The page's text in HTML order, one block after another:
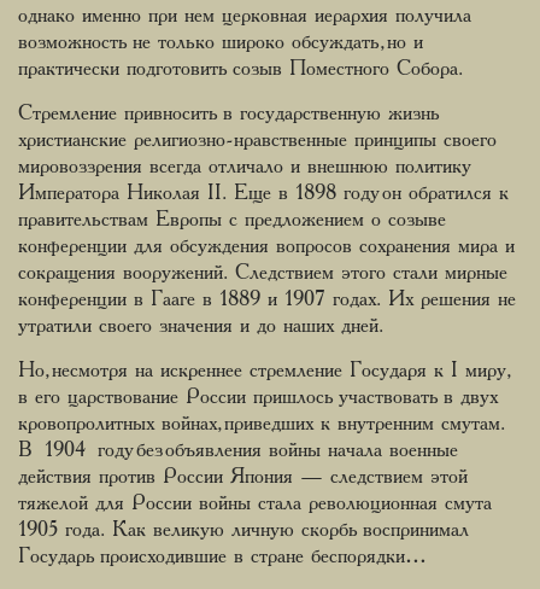
однако именно при нем церковная иерархия получила
возможность не только широко обсуждать, но и
практически подготовить созыв Поместного Собора.
Стремление привносить в государственную жизнь
христианские религиозно-нравственные принципы своего
мировоззрения всегда отличало и внешнюю политику
Императора Николая II. Еще в 1898 году он обратился к
правительствам Европы с предложением о созыве
конференции для обсуждения вопросов сохранения мира и
сокращения вооружений. Следствием этого стали мирные
конференции в Гааге в 1889 и 1907 годах. Их решения не
утратили своего значения и до наших дней.
Но, несмотря на искреннее стремление Государя к I миру,
в его царствование России пришлось участвовать в двух
кровопролитных войнах, приведших к внутренним смутам.
В 1904 году без объявления войны начала военные
действия против России Япония — следствием этой
тяжелой для России войны стала революционная смута
1905 года. Как великую личную скорбь воспринимал
Государь происходившие в стране беспорядки…